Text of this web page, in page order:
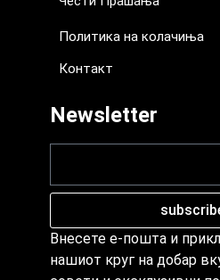
Политика на колачиња
Контакт
Newsletter
Внесете е-пошта и
нашиот круг на добар